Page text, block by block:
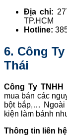
Địa chỉ:
TP.HCM
Hotline:
6. Công
Thái
Công Ty
mua bán các
bột bắp,… Ngoài
kiện làm bánh
Thông tin liên hệ